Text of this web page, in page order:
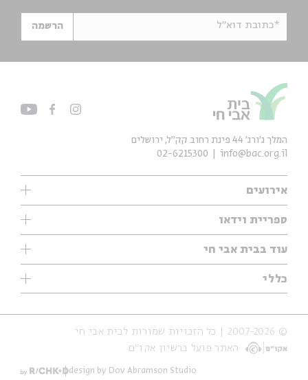
*כתובת דוא"ל הרשמה
אירועים
עיון
אנגלית
נוער
סדרות
אירועי עבר
אירועים בירושלים
ספריית וידאו
ילדים
מוזיקה
עיון
מיוחדים
עוד בבית אבי חי
תערוכות
מיוחדים
כללי
אודות
הצהרת נגישות
תנאי שימוש והצהרת פרטיות
המלך ג'ורג' 44 פינת רחוב קק״ל, ירושלים
info@bac.org.il
02-6215300
© 2007-2026 | כל הזכויות שמורות לבית אבי חי
האתר פועל ברשיון אקו״ם
design by Dov Abramson Studio